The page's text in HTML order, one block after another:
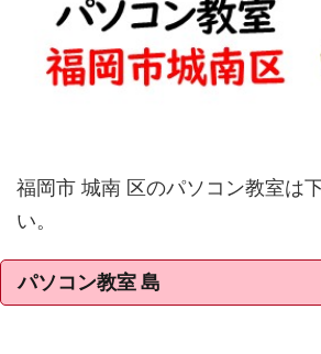
福岡市 城南 区のパソコン教室は
い。
パソコン教室 島